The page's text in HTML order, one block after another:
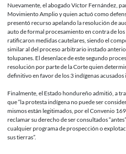
Nuevamente, el abogado Víctor Fernández,
Movimiento Amplio y quien actuó como
presentó recurso apelando la resolución de
auto de formal procesamiento en contra de los
ratificaron medidas cautelares, siendo el
similar al del proceso arbitrario instado
tolupanes. El desenlace de este segundo
resolución por parte de la Corte quien
definitivo en favor de los 3 indígenas acusados
Finalmente, el Estado hondureño admitió, a
que “la protesta indígena no puede ser
mismos están legitimados, por el Convenio
reclamar su derecho de ser consultados
cualquier programa de prospección o
sus tierras”.